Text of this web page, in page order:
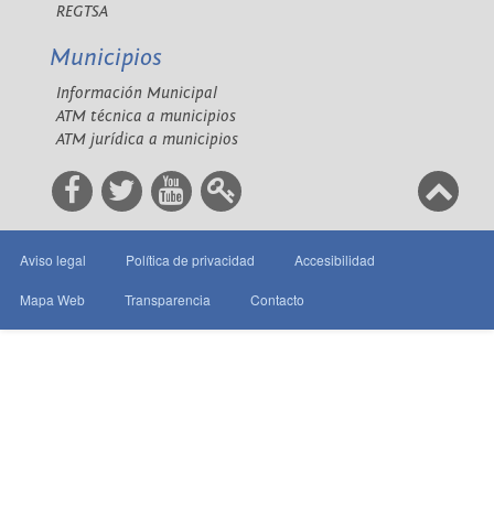
REGTSA
Municipios
Información Municipal
ATM técnica a municipios
ATM jurídica a municipios
Aviso legal Política de privacidad Accesibilidad
Mapa Web Transparencia Contacto